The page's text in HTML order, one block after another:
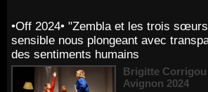
•Off 2024• "Zembla et les trois
sensible nous plongeant avec
des sentiments humains
Brigitte Corrigou
Avignon 2024